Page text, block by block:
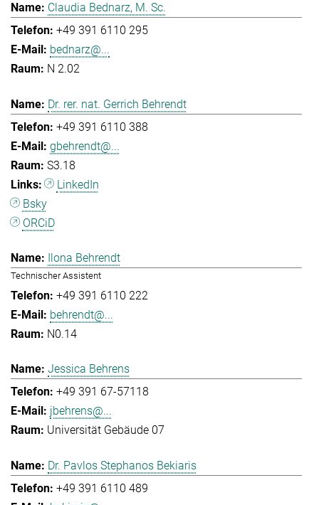
Claudia Bednarz, M. Sc.
+49 391 6110 295
bednarz@...
N 2.02
Dr. rer. nat. Gerrich Behrendt
+49 391 6110 388
gbehrendt@...
S3.18
LinkedIn
Bsky
ORCiD
Ilona Behrendt
Technischer Assistent
+49 391 6110 222
behrendt@...
N0.14
Jessica Behrens
+49 391 67-57118
jbehrens@...
Universität Gebäude 07
Dr. Pavlos Stephanos Bekiaris
+49 391 6110 489